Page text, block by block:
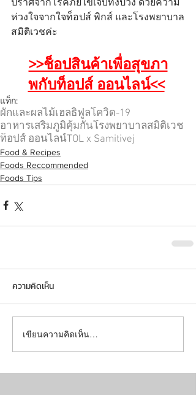
ห่วงใจจากใจท็อปส์ พิกส์ และโรงพยาบาล
สมิติเวชค่ะ
>>ช็อปสินค้าเพื่อสุขภา
พกับท็อปส์ ออนไลน์<<
แท็ก:
ผักและผลไม้เฮลธิฟูลโควิด-19
อาหารเสริมภูมิคุ้มกันโรงพยาบาลสมิติเวช
ท็อปส์ ออนไลน์TOL x Samitivej
Food & Recipes
Foods Reccommended
Foods Tips
ความคิดเห็น
เขียนความคิดเห็น…